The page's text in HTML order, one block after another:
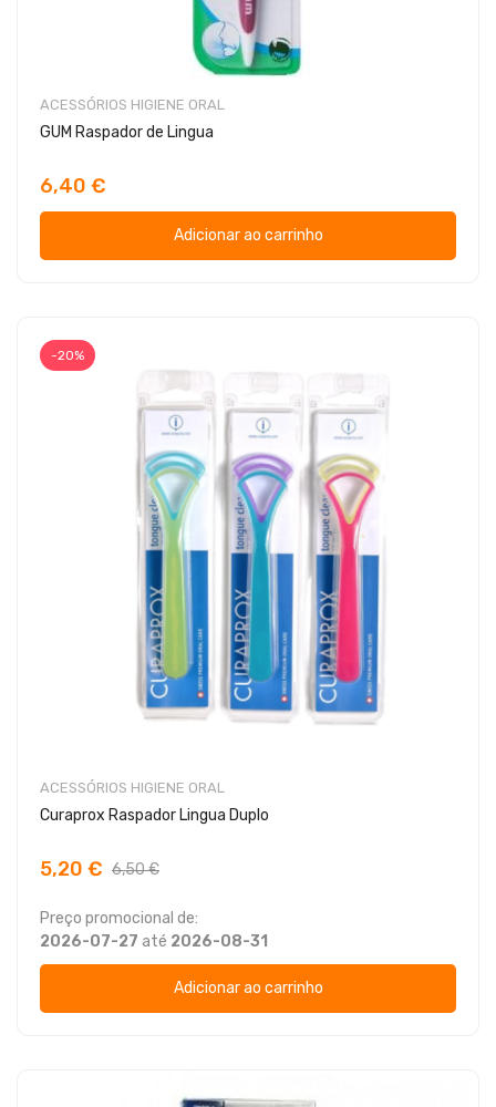
ACESSÓRIOS HIGIENE ORAL
GUM Raspador de Lingua
6,40 €
Adicionar ao carrinho
-20%
ACESSÓRIOS HIGIENE ORAL
Curaprox Raspador Lingua Duplo
5,20 € 6,50 €
Preço promocional de:
2026-07-27 até 2026-08-31
Adicionar ao carrinho